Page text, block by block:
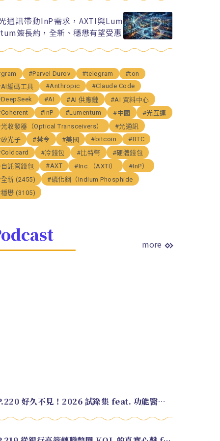
通訊帶動InP需求，AXTI與Lum
簽長約，全新、穩懋有望受惠
#Parvel Durov #telegram
#ton
編碼工具
#Anthropic
#Claude Code
#AI #AI 供應鏈
#AI 資料中心
#InP #Lumentum #中國
#光互連
收發器（Optical Transceivers）
#光通訊
光子
#禁令 #美國 #bitcoin
#BTC
#冷錢包 #比特幣
#硬體錢包
託管錢包
#AXT #Inc.（AXTI）
#InP）
新 (2455)
#磷化銦（Indium Phosphide
懋 (3105)
more
EP.220 好久不見！2026 試錄集 feat. 功能醫學營養師 美寶